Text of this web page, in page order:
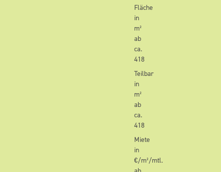
Fläche
in
m²
ab
ca.
418
Teilbar
in
m²
ab
ca.
418
Miete
in
€/m²/mtl.